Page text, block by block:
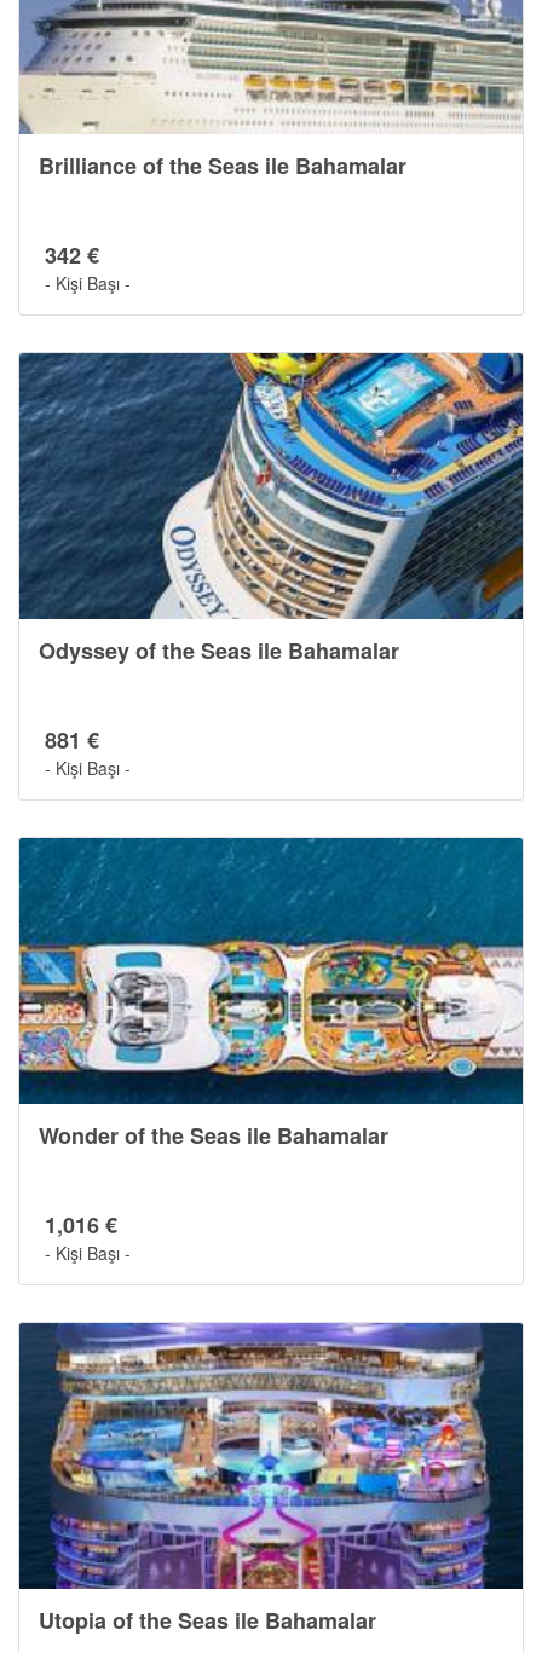
Brilliance of the Seas ile Bahamalar
342 €
- Kişi Başı -
Odyssey of the Seas ile Bahamalar
881 €
- Kişi Başı -
Wonder of the Seas ile Bahamalar
1,016 €
- Kişi Başı -
Utopia of the Seas ile Bahamalar